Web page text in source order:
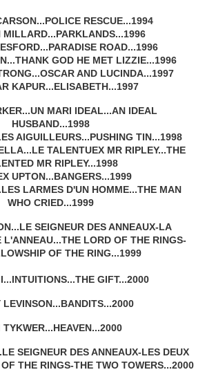
RESCUE...1994
MILLARD...PARKLANDS...1996
ROAD...1996
GOD HE MET LIZZIE...1996
AND LUCINDA...1997
KAPUR...ELISABETH...1997
MARI IDEAL...AN IDEAL
HUSBAND...1998
AIGUILLEURS...PUSHING TIN...1998
TALENTUEX MR RIPLEY...THE
MR RIPLEY...1998
UPTON...BANGERS...1999
LARMES D'UN HOMME...THE MAN
WHO CRIED...1999
SEIGNEUR DES ANNEAUX-LA
L'ANNEAU...THE LORD OF THE RINGS-
OF THE RING...1999
GIFT...2000
LEVINSON...BANDITS...2000
TYKWER...HEAVEN...2000
SEIGNEUR DES ANNEAUX-LES DEUX
THE RINGS-THE TWO TOWERS...2000